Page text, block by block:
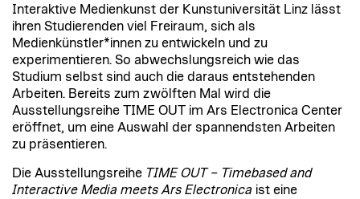
Interaktive Medienkunst der Kunstuniversität Linz lässt
ihren Studierenden viel Freiraum, sich als
Medienkünstler*innen zu entwickeln und zu
experimentieren. So abwechslungsreich wie das
Studium selbst sind auch die daraus entstehenden
Arbeiten. Bereits zum zwölften Mal wird die
Ausstellungsreihe TIME OUT im Ars Electronica Center
eröffnet, um eine Auswahl der spannendsten Arbeiten
zu präsentieren.
Die Ausstellungsreihe TIME OUT – Timebased and
Interactive Media meets Ars Electronica ist eine